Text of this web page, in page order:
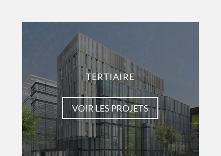
TERTIAIRE
VOIR LES PROJETS